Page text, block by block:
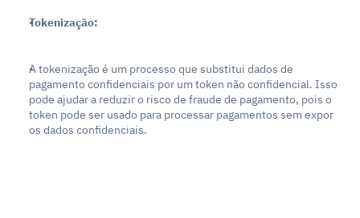
Tokenização:
A tokenização é um processo que substitui dados de
pagamento confidenciais por um token não confidencial. Isso
pode ajudar a reduzir o risco de fraude de pagamento, pois o
token pode ser usado para processar pagamentos sem expor
os dados confidenciais.